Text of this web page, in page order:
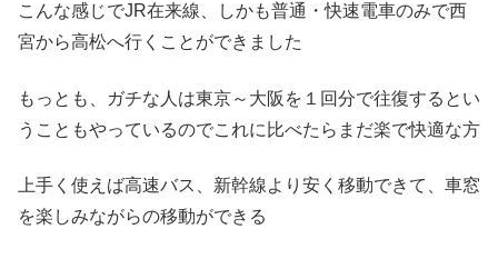
こんな感じでJR在来線、しかも普通・快速電車のみで西
宮から高松へ行くことができました
もっとも、ガチな人は東京～大阪を１回分で往復するとい
うこともやっているのでこれに比べたらまだ楽で快適な方
上手く使えば高速バス、新幹線より安く移動できて、車窓
を楽しみながらの移動ができる